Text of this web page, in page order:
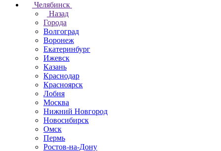
Челябинск
Назад
Города
Волгоград
Воронеж
Екатеринбург
Ижевск
Казань
Краснодар
Красноярск
Лобня
Москва
Нижний Новгород
Новосибирск
Омск
Пермь
Ростов-на-Дону